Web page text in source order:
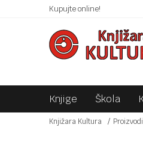
Kupujte online!SIGURNO
Knjige Škola
Knjižara Kultura Proizvodi